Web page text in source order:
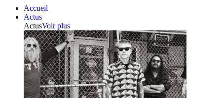
Accueil
Actus
ActusVoir plus